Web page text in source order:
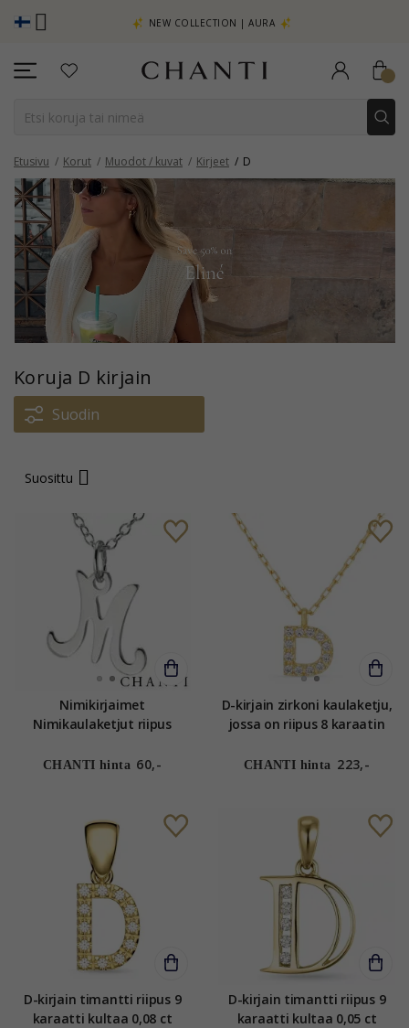
LISÄÄ -
NEW COLLECTION | AURA
Etusivu Korut Muodot / kuvat Kirjeet D
Koruja D kirjain
Suodin
Suosittu
Nimikirjaimet
Nimikaulaketjut riipus
CHANTI hinta 60,-
D-kirjain zirkoni kaulaketju,
jossa on riipus 8 karaatin
CHANTI hinta 223,-
D-kirjain timantti riipus 9
karaatti kultaa 0,08 ct
D-kirjain timantti riipus 9
karaatti kultaa 0,05 ct